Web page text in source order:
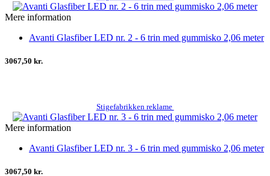
Mere information
Avanti Glasfiber LED nr. 2 - 6 trin med gummisko 2,06 meter
3067,50 kr.
Stigefabrikken reklame
Mere information
Avanti Glasfiber LED nr. 3 - 6 trin med gummisko 2,06 meter
3067,50 kr.